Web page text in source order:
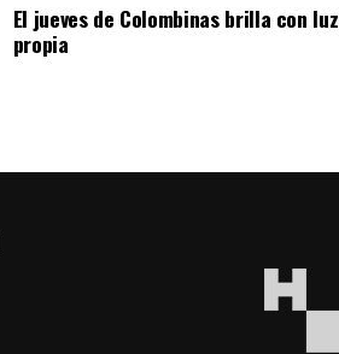
El jueves de Colombinas brilla con luz
propia